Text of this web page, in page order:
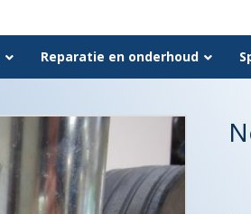
Reparatie en onderhoud